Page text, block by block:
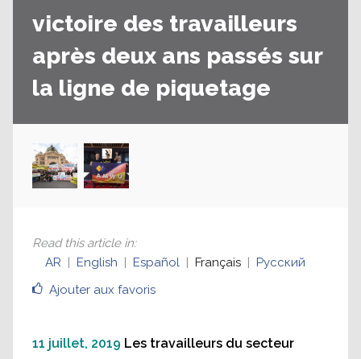
victoire des travailleurs
après deux ans passés sur
la ligne de piquetage
Ajouter aux favoris
Read this article in:
AR
English Español Français Русский
11 juillet, 2019 Les travailleurs du secteur